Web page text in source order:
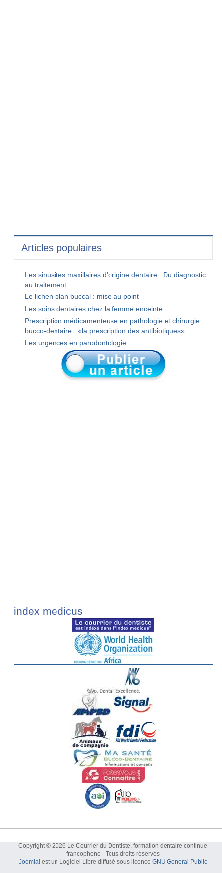
Articles populaires
Les sinusites maxillaires d'origine dentaire : Du diagnostic
au traitement
Le lichen plan buccal : mise au point
Les soins dentaires chez la femme enceinte
Prescription médicamenteuse en pathologie et chirurgie
bucco-dentaire : «la prescription des antibiotiques»
Les urgences en parodontologie
index medicus
Copyright © 2026 Le Courrier du Dentiste, formation dentaire continue
francophone - Tous droits réservés
Joomla!est un Logiciel Libre diffusé sous licence GNU General Public